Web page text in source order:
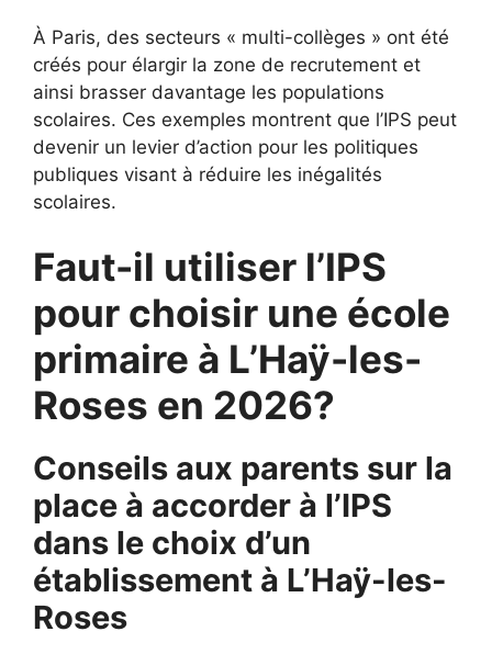
À Paris, des secteurs « multi-collèges » ont été
créés pour élargir la zone de recrutement et
ainsi brasser davantage les populations
scolaires. Ces exemples montrent que l’IPS peut
devenir un levier d’action pour les politiques
publiques visant à réduire les inégalités
scolaires.
Faut-il utiliser l’IPS
pour choisir une école
primaire à L’Haÿ-les-
Roses en 2026?
Conseils aux parents sur la
place à accorder à l’IPS
dans le choix d’un
établissement à L’Haÿ-les-
Roses